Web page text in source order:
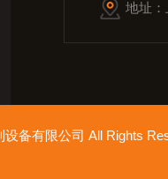
地址
设备有限公司 All Rights